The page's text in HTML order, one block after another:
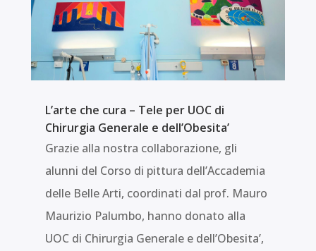
L’arte che cura – Tele per UOC di
Chirurgia Generale e dell’Obesita’
Grazie alla nostra collaborazione, gli
alunni del Corso di pittura dell’Accademia
delle Belle Arti, coordinati dal prof. Mauro
Maurizio Palumbo, hanno donato alla
UOC di Chirurgia Generale e dell’Obesita’,